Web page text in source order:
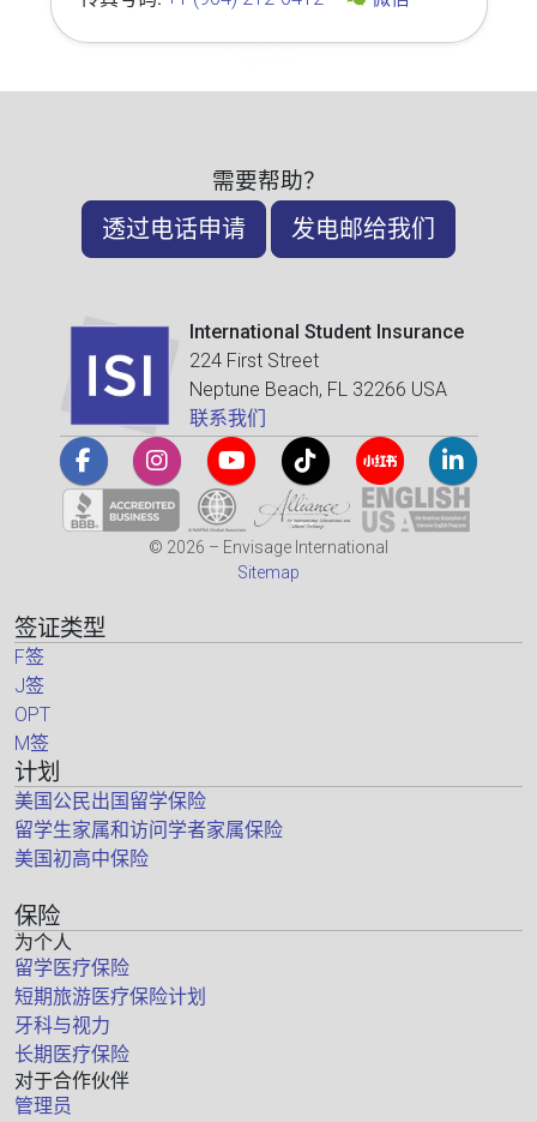
需要帮助？
透过电话申请 发电邮给我们
International Student Insurance
224 First Street
Neptune Beach, FL 32266 USA
联系我们
© 2026 – Envisage International
Sitemap
签证类型
F签
J签
OPT
M签
计划
美国公民出国留学保险
留学生家属和访问学者家属保险
美国初高中保险
保险
为个人
留学医疗保险
短期旅游医疗保险计划
牙科与视力
长期医疗保险
对于合作伙伴
管理员